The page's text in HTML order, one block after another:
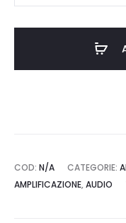
COD: N/A CATEGORIE:
AMPLIFICAZIONE, AUDIO